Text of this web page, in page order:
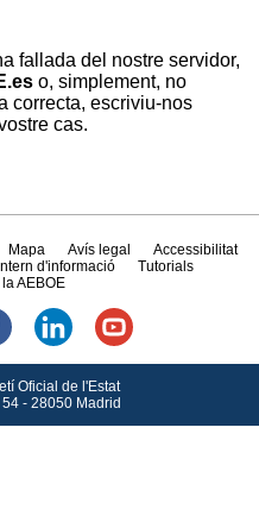
fallada del nostre servidor,
o, simplement, no
correcta, escriviu-nos
cas.
Mapa Avís legal
Accessibilitat
d'informació
Tutorials
AEBOE
Oficial de l'Estat
- 28050 Madrid